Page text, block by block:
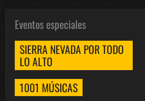
Eventos especiales
SIERRA NEVADA POR TODO
LO ALTO
1001 MÚSICAS